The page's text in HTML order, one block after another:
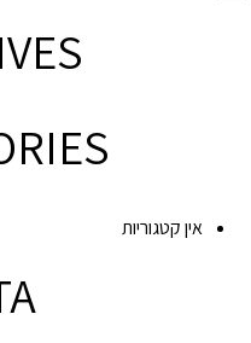
אין קטגוריות